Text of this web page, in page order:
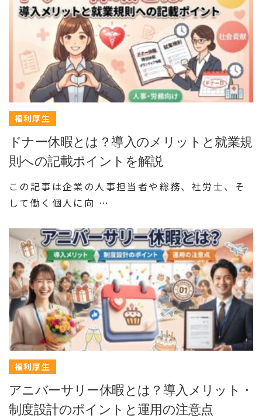
福利厚生
ドナー休暇とは？導入のメリットと就業規
則への記載ポイントを解説
この記事は企業の人事担当者や総務、社労士、そ
して働く個人に向 …
福利厚生
アニバーサリー休暇とは？導入メリット・
制度設計のポイントと運用の注意点